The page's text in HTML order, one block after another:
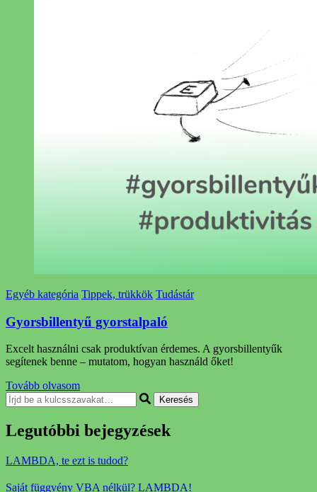
Egyéb kategória Tippek, trükkök Tudástár
Gyorsbillentyű gyorstalpaló
Excelt használni csak produktívan érdemes. A gyorsbillentyűk
segítenek benne – mutatom, hogyan használd őket!
Tovább olvasom
Keresel
valamit?
Legutóbbi bejegyzések
LAMBDA, te ezt is tudod?
Saját függvény VBA nélkül? LAMBDA!